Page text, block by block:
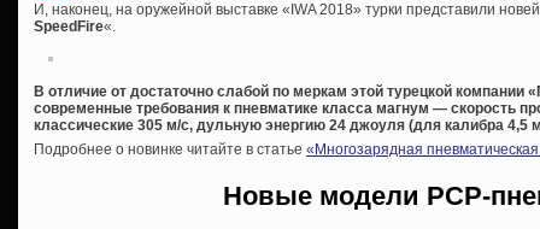
И, наконец, на оружейной выставке «IWA 2018» турки представили
SpeedFire«.
В отличие от достаточно слабой по меркам этой турецкой компании
современные требования к пневматике класса магнум — скорость
классические 305 м/с, дульную энергию 24 джоуля (для калибра 4,5
Подробнее о новинке читайте в статье «Многозарядная
Новые модели PCP-